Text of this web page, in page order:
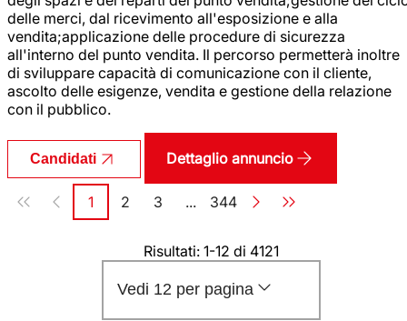
delle merci, dal ricevimento all'esposizione e alla
vendita;applicazione delle procedure di sicurezza
all'interno del punto vendita. Il percorso permetterà inoltre
di sviluppare capacità di comunicazione con il cliente,
ascolto delle esigenze, vendita e gestione della relazione
con il pubblico.
Candidati Dettaglio annuncio
Paginazione
Pagina
1 Pagina
2 Pagina
3 ... Pagina
344
Risultati: 1-12 di 4121
Vedi 12 per pagina